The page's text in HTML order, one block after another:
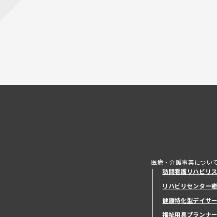
医療・介護事業につい
訪問看護リハビリ
リハビリセンター
健康特化型デイサ
健康特化型デイサ
福祉用具プランナ